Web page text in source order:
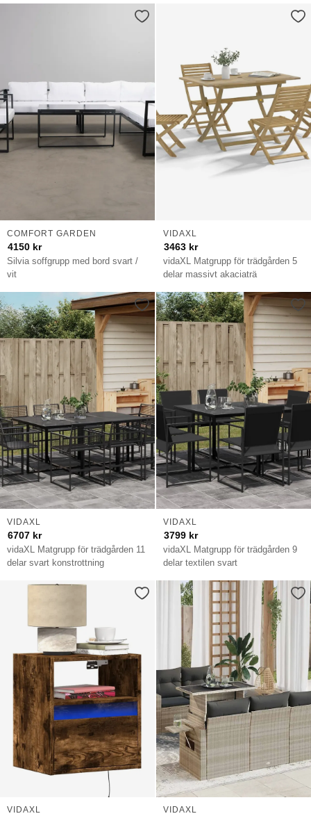
Silvia soffgrupp med bord svart /
vit
COMFORT GARDEN
4150 kr
vidaXL Matgrupp för trädgården 5
delar massivt akaciaträ
VIDAXL
3463 kr
vidaXL Matgrupp för trädgården 11
delar svart konstrottning
VIDAXL
6707 kr
vidaXL Matgrupp för trädgården 9
delar textilen svart
VIDAXL
3799 kr
VIDAXL VIDAXL